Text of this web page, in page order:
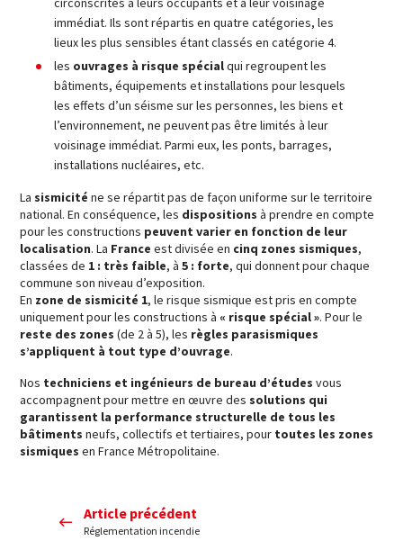
immédiat. Ils sont répartis en quatre catégories, les
lieux les plus sensibles étant classés en catégorie 4.
les ouvrages à risque spécialqui regroupent les
bâtiments, équipements et installations pour lesquels
les effets d’un séisme sur les personnes, les biens et
l’environnement, ne peuvent pas être limités à leur
voisinage immédiat. Parmi eux, les ponts, barrages,
installations nucléaires, etc.
La sismicité ne se répartit pas de façon uniforme sur le territoire
national. En conséquence, les dispositions à prendre en compte
pour les constructions peuvent varier en fonction de leur
localisation. La France est divisée en cinq zones sismiques,
classées de 1 : très faible, à 5 : forte, qui donnent pour chaque
commune son niveau d’exposition.
En zone de sismicité 1, le risque sismique est pris en compte
uniquement pour les constructions à « risque spécial ». Pour le
reste des zones (de 2 à 5), les règles parasismiques
s’appliquent à tout type d’ouvrage.
Nos techniciens et ingénieurs de bureau d’études vous
accompagnent pour mettre en œuvre des solutions qui
garantissent la performance structurelle de tous les
bâtiments neufs, collectifs et tertiaires, pour toutes les zones
sismiques en France Métropolitaine.
Article précédent
Réglementation incendie